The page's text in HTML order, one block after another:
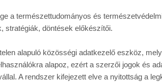
a természettudományos és
stratégiák, döntések előkészítői.
alapuló közösségi adatkezelő eszköz,
alapoz, ezért a szerzői jogok és
A rendszer kifejezett elve a nyitottság a